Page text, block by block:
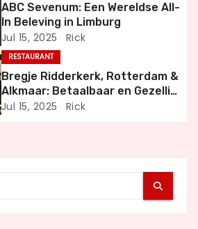
ABC Sevenum: Een Wereldse All-
In Beleving in Limburg
Jul 15, 2025 Rick
RESTAURANT
Bregje Ridderkerk, Rotterdam &
Alkmaar: Betaalbaar en Gezellig
Uit Eten
Jul 15, 2025 Rick